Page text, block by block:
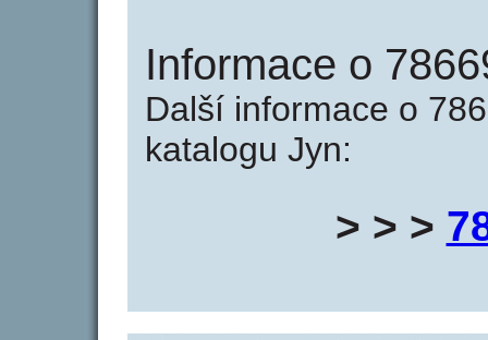
Informace o
Další informace o
katalogu Jyn:
> > >